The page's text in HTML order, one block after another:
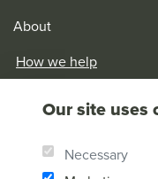
Our site uses
Necessary
About
How we help
Brother Andrew
Our Values
Research & Reports